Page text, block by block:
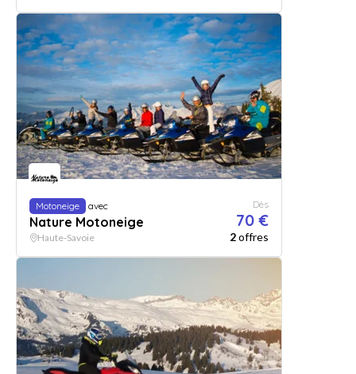
Motoneige avec
Nature Motoneige
Dès
70 €
Haute-Savoie 2offres